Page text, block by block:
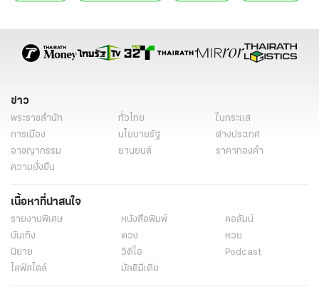
ดวงวันเสาร์ ดวงวันอาทิตย์ เรื่องเด่น
ข่าว
พระราชสำนัก ทั่วไทย
ในกระแส
การเมือง
นโยบายรัฐ
ต่างประเทศ
อาชญากรรม
ยานยนต์
ราคาทองคำ
ความยั่งยืน
เนื้อหาที่น่าสนใจ
รายงานพิเศษ หนังสือพิมพ์
คอลัมน์
บันเทิง
ดวง
หวย
นิยาย
วิดีโอ
Podcast
ไลฟ์สไตล์
มัลติมีเดีย